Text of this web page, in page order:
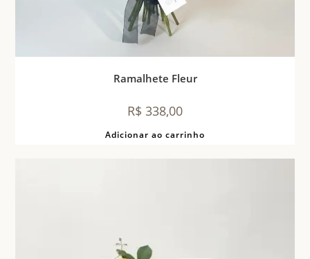
Ramalhete Fleur
R$ 338,00
Adicionar ao carrinho